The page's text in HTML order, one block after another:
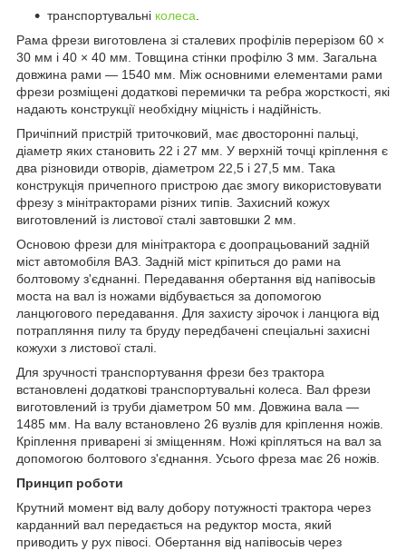
транспортувальні колеса.
Рама фрези виготовлена зі сталевих профілів перерізом 60 ×
30 мм і 40 × 40 мм. Товщина стінки профілю 3 мм. Загальна
довжина рами — 1540 мм. Між основними елементами рами
фрези розміщені додаткові перемички та ребра жорсткості, які
надають конструкції необхідну міцність і надійність.
Причіпний пристрій триточковий, має двосторонні пальці,
діаметр яких становить 22 і 27 мм. У верхній точці кріплення є
два різновиди отворів, діаметром 22,5 і 27,5 мм. Така
конструкція причепного пристрою дає змогу використовувати
фрезу з мінітракторами різних типів. Захисний кожух
виготовлений із листової сталі завтовшки 2 мм.
Основою фрези для мінітрактора є доопрацьований задній
міст автомобіля ВАЗ. Задній міст кріпиться до рами на
болтовому з'єднанні. Передавання обертання від напівосьів
моста на вал із ножами відбувається за допомогою
ланцюгового передавання. Для захисту зірочок і ланцюга від
потрапляння пилу та бруду передбачені спеціальні захисні
кожухи з листової сталі.
Для зручності транспортування фрези без трактора
встановлені додаткові транспортувальні колеса. Вал фрези
виготовлений із труби діаметром 50 мм. Довжина вала —
1485 мм. На валу встановлено 26 вузлів для кріплення ножів.
Кріплення приварені зі зміщенням. Ножі кріпляться на вал за
допомогою болтового з'єднання. Усього фреза має 26 ножів.
Принцип роботи
Крутний момент від валу добору потужності трактора через
карданний вал передається на редуктор моста, який
приводить у рух півосі. Обертання від напівосьів через